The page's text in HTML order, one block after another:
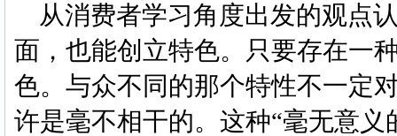
从消费者学习角度出发的观点
面，也能创立特色。只要存在一
色。与众不同的那个特性不一定
许是毫不相干的。这种“毫无意义